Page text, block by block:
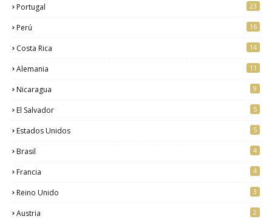
Portugal 23
Perú 16
Costa Rica 14
Alemania 11
Nicaragua 9
El Salvador 5
Estados Unidos 5
Brasil 4
Francia 4
Reino Unido 3
Austria 2